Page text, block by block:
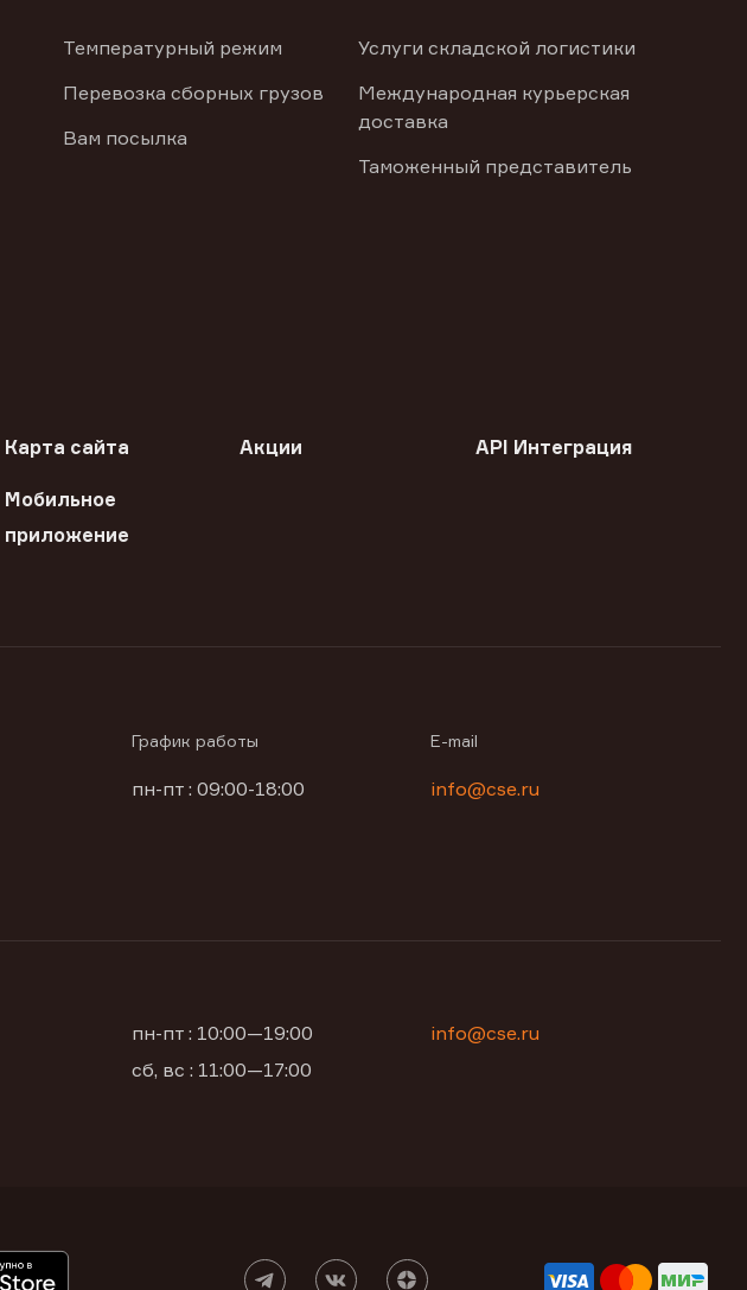
Температурный режим
Перевозка сборных грузов
Вам посылка
Услуги складской логистики
Международная курьерская
доставка
Таможенный представитель
Карта сайта Акции API Интеграция
Мобильное
приложение
График работы
пн-пт : 09:00-18:00
E-mail
info@cse.ru
пн-пт : 10:00—19:00
сб, вс : 11:00—17:00
info@cse.ru